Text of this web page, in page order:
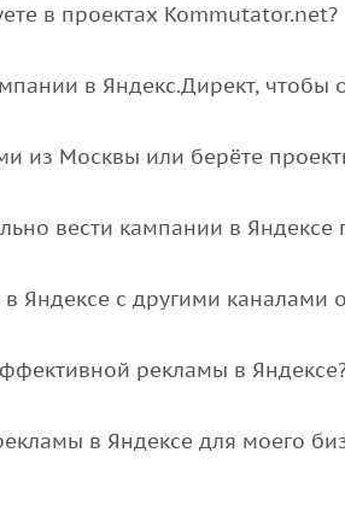
в проектах Kommutator.net?
в Яндекс.Директ, чтобы
из Москвы или берёте
вести кампании в Яндексе
Яндексе с другими каналами
рекламы в
в Яндексе для моего